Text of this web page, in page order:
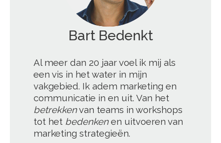
';
Bart Bedenkt
Al meer dan 20 jaar voel ik mij als
een vis in het water in mijn
vakgebied. Ik adem marketing en
communicatie in en uit. Van het
betrekkenvan teams in workshops
tot het bedenkenen uitvoeren van
marketing strategieën.